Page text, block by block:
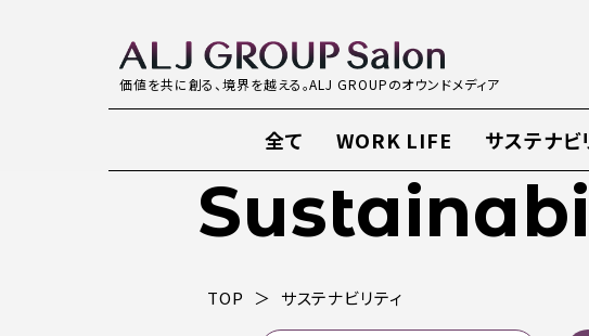
価値を共に創る、境界を越える。ALJ GROUPのオウンドメディア
全て WORK LIFE サステナビ
TOP サステナビリティ